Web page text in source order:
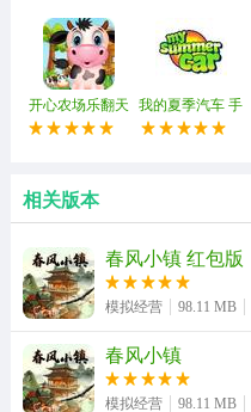
开心农场乐翻天
最新版
我的夏季汽车 手
机中文模组
相关版本
春风小镇 红包版
模拟经营 98.11 MB
春风小镇
模拟经营 98.11 MB